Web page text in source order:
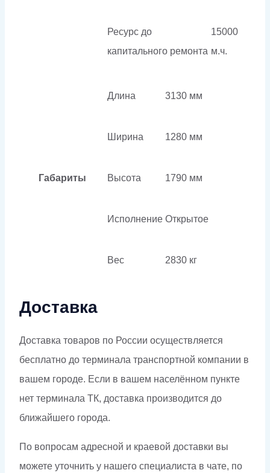
Ресурс до
капитального ремонта
15000
м.ч.
Габариты
Длина 3130 мм
Ширина 1280 мм
Высота 1790 мм
Исполнение Открытое
Вес 2830 кг
Доставка
Доставка товаров по России осуществляется
бесплатно до терминала транспортной компании в
вашем городе. Если в вашем населённом пункте
нет терминала ТК, доставка производится до
ближайшего города.
По вопросам адресной и краевой доставки вы
можете уточнить у нашего специалиста в чате, по